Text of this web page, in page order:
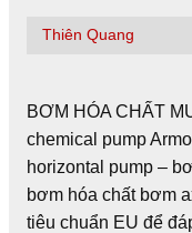
Thiên Quang
BƠM HÓA CHẤT
chemical pump
horizontal pump –
bơm hóa chất bơm
tiêu chuẩn EU để